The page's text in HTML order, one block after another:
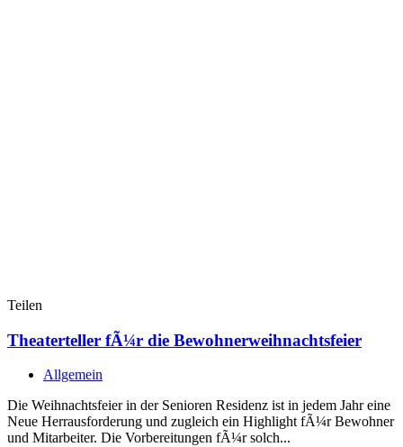
Teilen
Theaterteller fÃ¼r die Bewohnerweihnachtsfeier
Allgemein
Die Weihnachtsfeier in der Senioren Residenz ist in jedem Jahr eine
Neue Herrausforderung und zugleich ein Highlight fÃ¼r Bewohner
und Mitarbeiter. Die Vorbereitungen fÃ¼r solch...